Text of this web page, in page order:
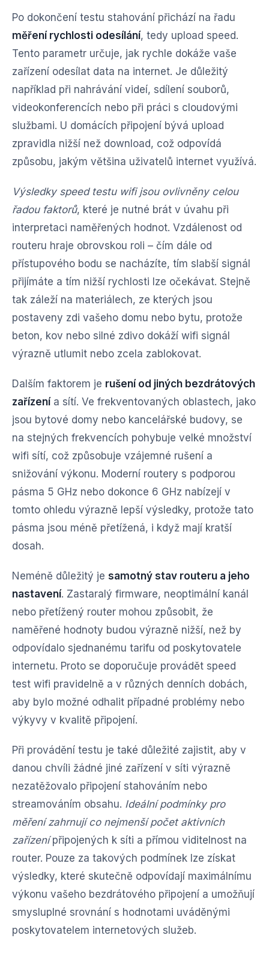
Po dokončení testu stahování přichází na řadu
měření rychlosti odesílání, tedy upload speed.
Tento parametr určuje, jak rychle dokáže vaše
zařízení odesílat data na internet. Je důležitý
například při nahrávání videí, sdílení souborů,
videokonferencích nebo při práci s cloudovými
službami. U domácích připojení bývá upload
zpravidla nižší než download, což odpovídá
způsobu, jakým většina uživatelů internet využívá.
Výsledky speed testu wifi jsou ovlivněny celou
řadou faktorů, které je nutné brát v úvahu při
interpretaci naměřených hodnot. Vzdálenost od
routeru hraje obrovskou roli – čím dále od
přístupového bodu se nacházíte, tím slabší signál
přijímáte a tím nižší rychlosti lze očekávat. Stejně
tak záleží na materiálech, ze kterých jsou
postaveny zdi vašeho domu nebo bytu, protože
beton, kov nebo silné zdivo dokáží wifi signál
výrazně utlumit nebo zcela zablokovat.
Dalším faktorem je rušení od jiných bezdrátových
zařízení a sítí. Ve frekventovaných oblastech, jako
jsou bytové domy nebo kancelářské budovy, se
na stejných frekvencích pohybuje velké množství
wifi sítí, což způsobuje vzájemné rušení a
snižování výkonu. Moderní routery s podporou
pásma 5 GHz nebo dokonce 6 GHz nabízejí v
tomto ohledu výrazně lepší výsledky, protože tato
pásma jsou méně přetížená, i když mají kratší
dosah.
Neméně důležitý je samotný stav routeru a jeho
nastavení. Zastaralý firmware, neoptimální kanál
nebo přetížený router mohou způsobit, že
naměřené hodnoty budou výrazně nižší, než by
odpovídalo sjednanému tarifu od poskytovatele
internetu. Proto se doporučuje provádět speed
test wifi pravidelně a v různých denních dobách,
aby bylo možné odhalit případné problémy nebo
výkyvy v kvalitě připojení.
Při provádění testu je také důležité zajistit, aby v
danou chvíli žádné jiné zařízení v síti výrazně
nezatěžovalo připojení stahováním nebo
streamováním obsahu. Ideální podmínky pro
měření zahrnují co nejmenší počet aktivních
zařízenípřipojených k síti a přímou viditelnost na
router. Pouze za takových podmínek lze získat
výsledky, které skutečně odpovídají maximálnímu
výkonu vašeho bezdrátového připojení a umožňují
smysluplné srovnání s hodnotami uváděnými
poskytovatelem internetových služeb.